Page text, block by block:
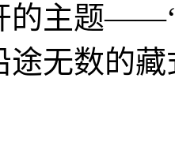
的主题——‘
途无数的